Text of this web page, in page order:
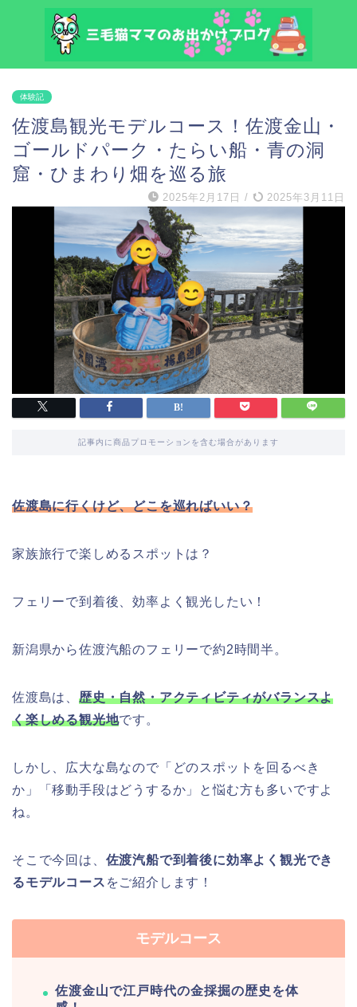
体験記
佐渡島観光モデルコース！佐渡金山・
ゴールドパーク・たらい船・青の洞
窟・ひまわり畑を巡る旅
2025年2月17日 / 2025年3月11日
記事内に商品プロモーションを含む場合があります
佐渡島に行くけど、どこを巡ればいい？
家族旅行で楽しめるスポットは？
フェリーで到着後、効率よく観光したい！
新潟県から佐渡汽船のフェリーで約2時間半。
佐渡島は、 歴史・自然・アクティビティがバランスよ
く楽しめる観光地です。
しかし、広大な島なので「どのスポットを回るべき
か」「移動手段はどうするか」と悩む方も多いですよ
ね。
そこで今回は、 佐渡汽船で到着後に効率よく観光でき
るモデルコース をご紹介します！
モデルコース
佐渡金山で江戸時代の金採掘の歴史を体